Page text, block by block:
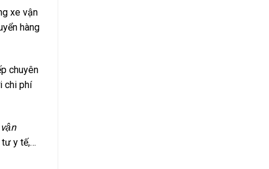
xe vận
hàng
chuyên
chi phí
y tế,…